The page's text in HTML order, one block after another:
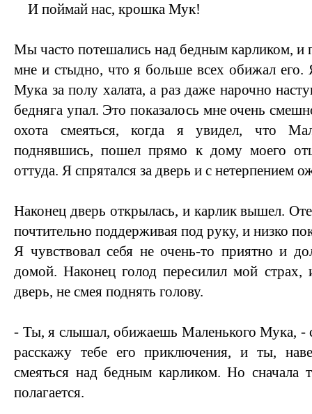
И поймай нас, крошка Мук!
Мы часто потешались над бедным карликом, и
мне и стыдно, что я больше всех обижал его.
Мука за полу халата, а раз даже нарочно
бедняга упал. Это показалось мне очень
охота смеяться, когда я увидел, что
поднявшись, пошел прямо к дому моего
оттуда. Я спрятался за дверь и с нетерпением
Наконец дверь открылась, и карлик вышел.
почтительно поддерживая под руку, и низко
Я чувствовал себя не очень-то приятно и
домой. Наконец голод пересилил мой страх,
дверь, не смея поднять голову.
- Ты, я слышал, обижаешь Маленького Мука, -
расскажу тебе его приключения, и ты,
смеяться над бедным карликом. Но сначала
полагается.